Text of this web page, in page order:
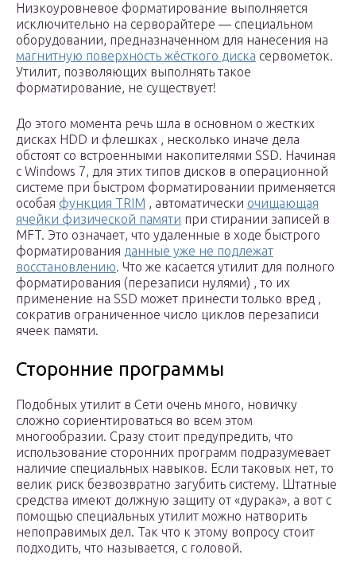
Низкоуровневое форматирование выполняется
исключительно на серворайтере — специальном
оборудовании, предназначенном для нанесения на
магнитную поверхность жёсткого диска сервометок.
Утилит, позволяющих выполнять такое
форматирование, не существует!
До этого момента речь шла в основном о жестких
дисках HDD и флешках , несколько иначе дела
обстоят со встроенными накопителями SSD. Начиная
с Windows 7, для этих типов дисков в операционной
системе при быстром форматировании применяется
особая функция TRIM , автоматически очищающая
ячейки физической памяти при стирании записей в
MFT. Это означает, что удаленные в ходе быстрого
форматирования данные уже не подлежат
восстановлению. Что же касается утилит для полного
форматирования (перезаписи нулями) , то их
применение на SSD может принести только вред ,
сократив ограниченное число циклов перезаписи
ячеек памяти.
Сторонние программы
Подобных утилит в Сети очень много, новичку
сложно сориентироваться во всем этом
многообразии. Сразу стоит предупредить, что
использование сторонних программ подразумевает
наличие специальных навыков. Если таковых нет, то
велик риск безвозвратно загубить систему. Штатные
средства имеют должную защиту от «дурака», а вот с
помощью специальных утилит можно натворить
непоправимых дел. Так что к этому вопросу стоит
подходить, что называется, с головой.